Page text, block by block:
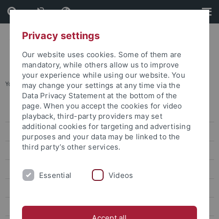
Skip
to
content
Skip
to
footer
You are here: Startseite ... Spenden
Registrierung
Netzwerken
Engagieren
Veranstaltungen
Forschenden-Alumni
Privacy settings
Our website uses cookies. Some of them are
mandatory, while others allow us to improve
your experience while using our website. You
may change your settings at any time via the
Data Privacy Statement at the bottom of the
page. When you accept the cookies for video
playback, third-party providers may set
additional cookies for targeting and advertising
purposes and your data may be linked to the
third party’s other services.
Essential Videos